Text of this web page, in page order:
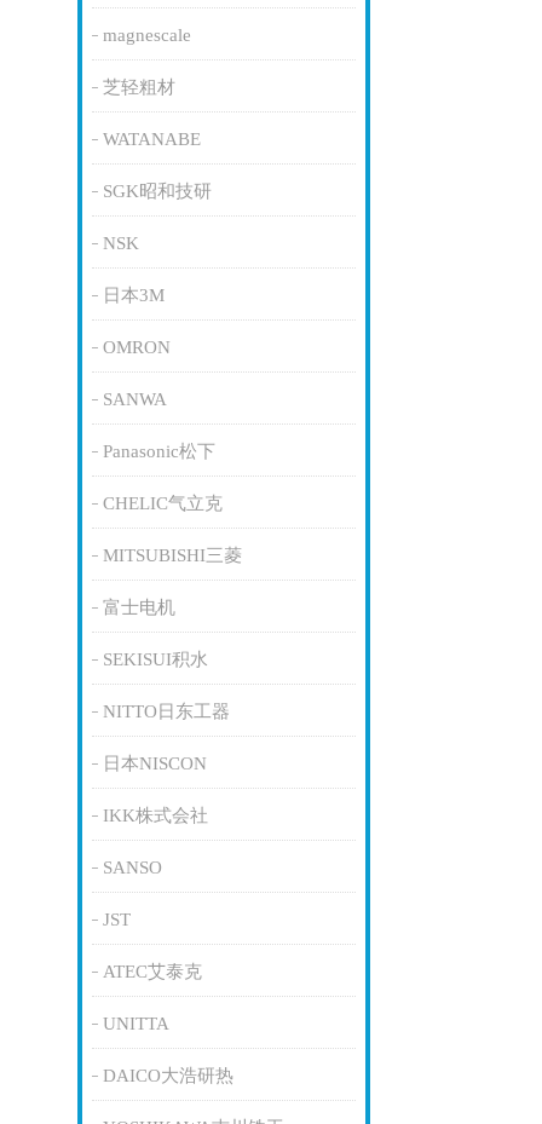
magnescale
芝轻粗材
WATANABE
SGK昭和技研
NSK
日本3M
OMRON
SANWA
Panasonic松下
CHELIC气立克
MITSUBISHI三菱
富士电机
SEKISUI积水
NITTO日东工器
日本NISCON
IKK株式会社
SANSO
JST
ATEC艾泰克
UNITTA
DAICO大浩研热